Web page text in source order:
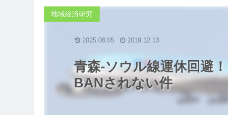
青森-ソウル線運休回避
BANされない件
地域経済研究
2025.08.05 2019.12.13